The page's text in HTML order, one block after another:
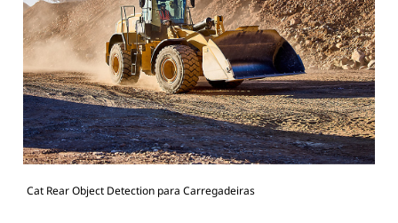
Cat Rear Object Detection para Carregadeiras